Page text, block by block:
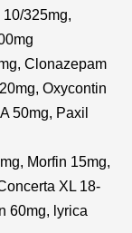
325mg,
Clonazepam
Oxycontin
50mg, Paxil
Morfin 15mg,
XL 18-
60mg, lyrica